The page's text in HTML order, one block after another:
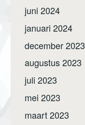
juni 2024
januari 2024
december 2023
augustus 2023
juli 2023
mei 2023
maart 2023